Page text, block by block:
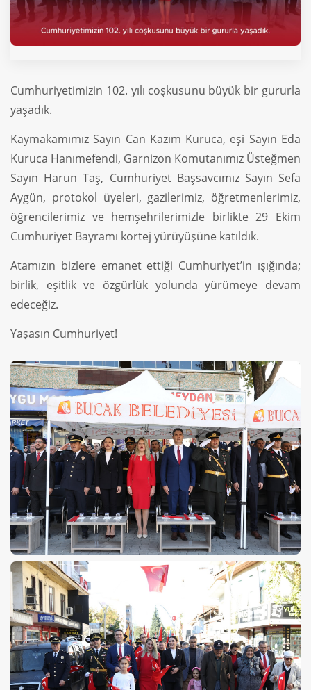
Cumhuriyetimizin 102. yılı coşkusunu büyük bir gururla
yaşadık.
Kaymakamımız Sayın Can Kazım Kuruca, eşi Sayın Eda
Kuruca Hanımefendi, Garnizon Komutanımız Üsteğmen
Sayın Harun Taş, Cumhuriyet Başsavcımız Sayın Sefa
Aygün, protokol üyeleri, gazilerimiz, öğretmenlerimiz,
öğrencilerimiz ve hemşehrilerimizle birlikte 29 Ekim
Cumhuriyet Bayramı kortej yürüyüşüne katıldık.
Atamızın bizlere emanet ettiği Cumhuriyet’in ışığında;
birlik, eşitlik ve özgürlük yolunda yürümeye devam
edeceğiz.
Yaşasın Cumhuriyet!